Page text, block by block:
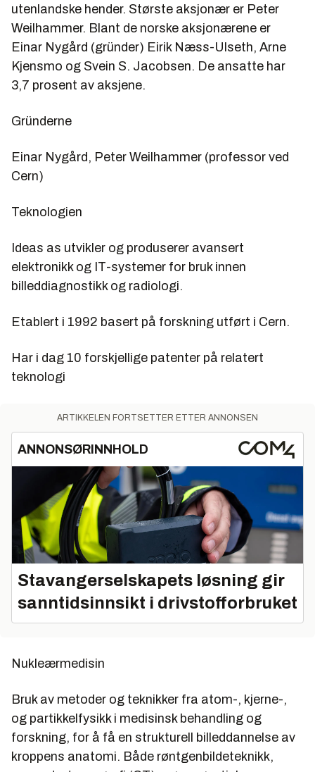
utenlandske hender. Største aksjonær er Peter
Weilhammer. Blant de norske aksjonærene er
Einar Nygård (gründer) Eirik Næss-Ulseth, Arne
Kjensmo og Svein S. Jacobsen. De ansatte har
3,7 prosent av aksjene.
Gründerne
Einar Nygård, Peter Weilhammer (professor ved
Cern)
Teknologien
Ideas as utvikler og produserer avansert
elektronikk og IT-systemer for bruk innen
billeddiagnostikk og radiologi.
Etablert i 1992 basert på forskning utført i Cern.
Har i dag 10 forskjellige patenter på relatert
teknologi
ARTIKKELEN FORTSETTER ETTER ANNONSEN
ANNONSØRINNHOLD
Stavangerselskapets løsning gir
sanntidsinnsikt i drivstofforbruket
Nukleærmedisin
Bruk av metoder og teknikker fra atom-, kjerne-,
og partikkelfysikk i medisinsk behandling og
forskning, for å få en strukturell billeddannelse av
kroppens anatomi. Både røntgenbildeteknikk,